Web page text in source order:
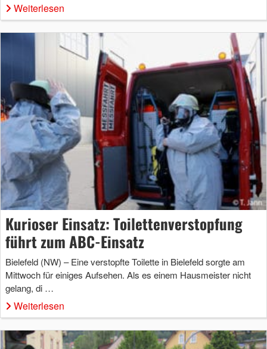
Weiterlesen
Kurioser Einsatz: Toilettenverstopfung
führt zum ABC-Einsatz
Bielefeld (NW) – Eine verstopfte Toilette in Bielefeld sorgte am
Mittwoch für einiges Aufsehen. Als es einem Hausmeister nicht
gelang, di …
Weiterlesen